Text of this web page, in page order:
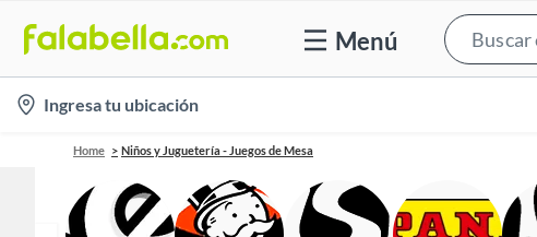
Menú
location-
icon
Ingresa tu ubicación
Home Niños y Juguetería - Juegos de Mesa